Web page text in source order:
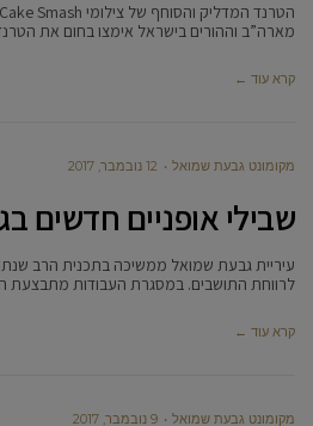
מארה”ב וההורים בישראל אימצו בחום את
קרא עוד ←
מקומונט גבעת שמואל 12 נובמבר, 2017
שבילי אופניים חדשים
עיריית גבעת שמואל ממשיכה בתכנית הרב
לרווחת התושבים. במסגרת העבודות מתבצעת
קרא עוד ←
מקומונט גבעת שמואל 9 נובמבר, 2017